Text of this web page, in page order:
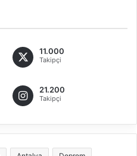
11.000
Takipçi
21.200
Takipçi